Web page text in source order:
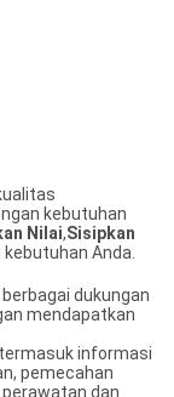
kebutuhan
Nilai,Sisipkan
Anda.
dukungan
mendapatkan
informasi
pemecahan
dan